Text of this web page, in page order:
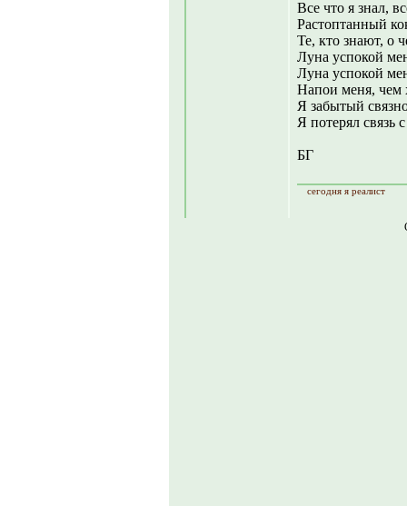
Все что я знал,
Растоптанный
Те, кто знают, о
Луна успокой
Луна успокой
Напои меня, чем
Я забытый
Я потерял связь
БГ
сегодня я реалист